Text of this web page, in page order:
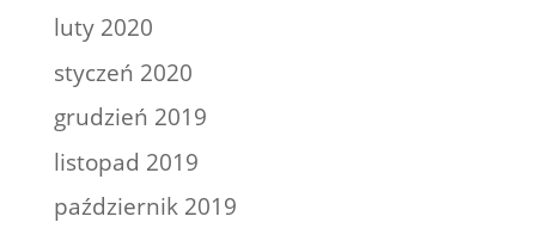
luty 2020
styczeń 2020
grudzień 2019
listopad 2019
październik 2019